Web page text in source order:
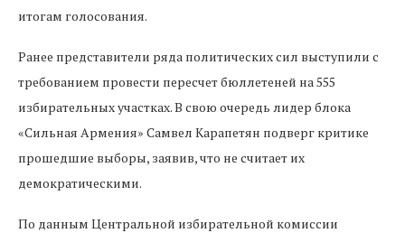
итогам голосования.
Ранее представители ряда политических сил выступили с
требованием провести пересчет бюллетеней на 555
избирательных участках. В свою очередь лидер блока
«Сильная Армения» Самвел Карапетян подверг критике
прошедшие выборы, заявив, что не считает их
демократическими.
По данным Центральной избирательной комиссии